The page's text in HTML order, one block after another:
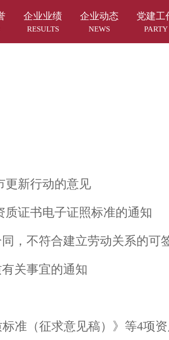
企业业绩
RESULTS
企业动态
NEWS
党建工
PARTY
更新行动的意见
证书电子证照标准的通知
，不符合建立劳动关系的可
关事宜的通知
准（征求意见稿）》等4项